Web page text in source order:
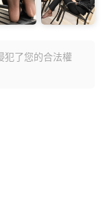
犯了您的合法權